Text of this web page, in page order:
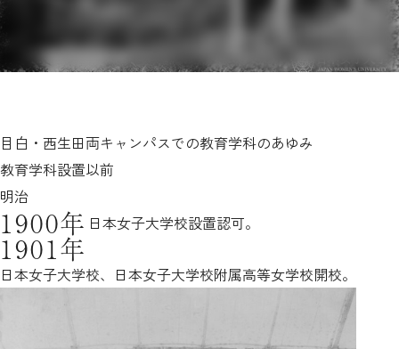
目白・西生田両キャンパスでの教育学科のあゆみ
教育学科設置以前
明治
1900年 日本女子大学校設置認可。
1901年
日本女子大学校、日本女子大学校附属高等女学校開校。